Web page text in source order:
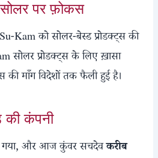
पर फ़ोकस
Kam को सोलर-बेस्ड प्रोडक्ट्स की
सोलर प्रोडक्ट्स के लिए ख़ासा
माँग विदेशों तक फैली हुई है।
कंपनी
गया, और आज कुंवर सचदेवकरीब